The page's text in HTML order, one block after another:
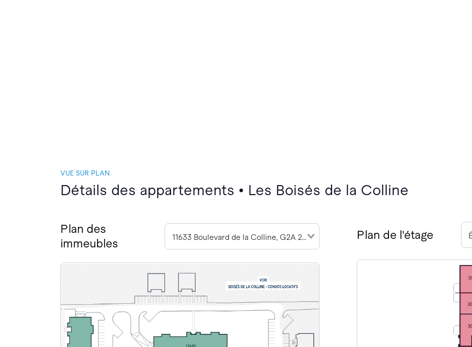
VUE SUR PLAN
Détails des appartements • Les Boisés de la Colline
Plan des
immeubles
11633 Boulevard de la Colline, G2A 2E1 Plan de l'étage